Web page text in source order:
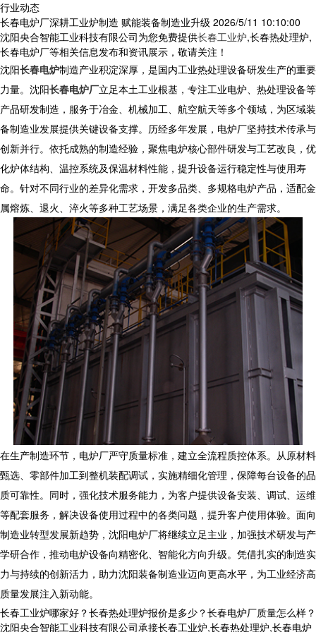
行业动态
长春电炉厂深耕工业炉制造 赋能装备制造业升级 2026/5/11 10:10:00
沈阳央合智能工业科技有限公司为您免费提供长春工业炉,长春热处理炉,
长春电炉厂等相关信息发布和资讯展示，敬请关注！
沈阳长春电炉制造产业积淀深厚，是国内工业热处理设备研发生产的重要
力量。沈阳长春电炉厂立足本土工业根基，专注工业电炉、热处理设备等
产品研发制造，服务于冶金、机械加工、航空航天等多个领域，为区域装
备制造业发展提供关键设备支撑。历经多年发展， 电炉厂坚持技术传承与
创新并行。依托成熟的制造经验，聚焦电炉核心部件研发与工艺改良，优
化炉体结构、温控系统及保温材料性能，提升设备运行稳定性与使用寿
命。针对不同行业的差异化需求，开发多品类、多规格电炉产品，适配金
属熔炼、退火、淬火等多种工艺场景，满足各类企业的生产需求。
在生产制造环节，电炉厂严守质量标准，建立全流程质控体系。从原材料
甄选、零部件加工到整机装配调试，实施精细化管理，保障每台设备的品
质可靠性。同时，强化技术服务能力，为客户提供设备安装、调试、运维
等配套服务，解决设备使用过程中的各类问题，提升客户使用体验。面向
制造业转型发展新趋势，沈阳电炉厂将继续立足主业，加强技术研发与产
学研合作，推动电炉设备向精密化、智能化方向升级。凭借扎实的制造实
力与持续的创新活力，助力沈阳装备制造业迈向更高水平，为工业经济高
质量发展注入新动能。
长春工业炉哪家好？长春热处理炉报价是多少？长春电炉厂质量怎么样？
沈阳央合智能工业科技有限公司承接长春工业炉,长春热处理炉,长春电炉